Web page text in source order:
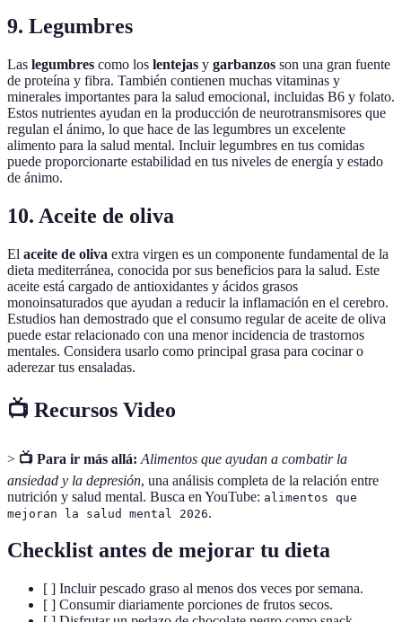
9. Legumbres
Las legumbres como los lentejas y garbanzos son una gran fuente
de proteína y fibra. También contienen muchas vitaminas y
minerales importantes para la salud emocional, incluidas B6 y folato.
Estos nutrientes ayudan en la producción de neurotransmisores que
regulan el ánimo, lo que hace de las legumbres un excelente
alimento para la salud mental. Incluir legumbres en tus comidas
puede proporcionarte estabilidad en tus niveles de energía y estado
de ánimo.
10. Aceite de oliva
El aceite de oliva extra virgen es un componente fundamental de la
dieta mediterránea, conocida por sus beneficios para la salud. Este
aceite está cargado de antioxidantes y ácidos grasos
monoinsaturados que ayudan a reducir la inflamación en el cerebro.
Estudios han demostrado que el consumo regular de aceite de oliva
puede estar relacionado con una menor incidencia de trastornos
mentales. Considera usarlo como principal grasa para cocinar o
aderezar tus ensaladas.
📺 Recursos Video
> 📺 Para ir más allá: Alimentos que ayudan a combatir la
ansiedad y la depresión, una análisis completa de la relación entre
nutrición y salud mental. Busca en YouTube: alimentos que
mejoran la salud mental 2026.
Checklist antes de mejorar tu dieta
[ ] Incluir pescado graso al menos dos veces por semana.
[ ] Consumir diariamente porciones de frutos secos.